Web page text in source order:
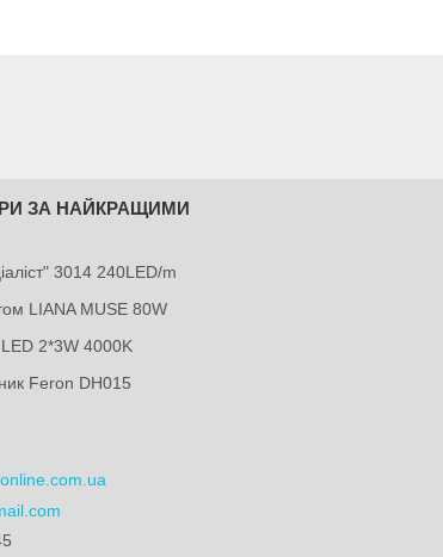
ЗА НАЙКРАЩИМИ
3014 240LED/m
LIANA MUSE 80W
2*3W 4000K
Feron DH015